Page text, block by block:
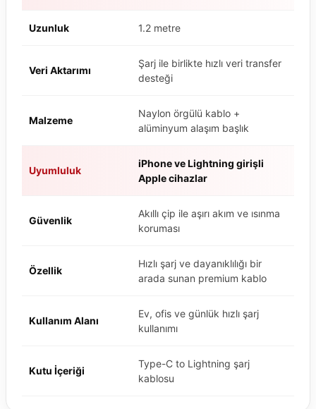
Uzunluk 1.2 metre
Veri Aktarımı
Şarj ile birlikte hızlı veri transfer
desteği
Malzeme
Naylon örgülü kablo +
alüminyum alaşım başlık
Uyumluluk
iPhone ve Lightning girişli
Apple cihazlar
Güvenlik
Akıllı çip ile aşırı akım ve ısınma
koruması
Özellik
Hızlı şarj ve dayanıklılığı bir
arada sunan premium kablo
Kullanım Alanı
Ev, ofis ve günlük hızlı şarj
kullanımı
Kutu İçeriği
Type-C to Lightning şarj
kablosu